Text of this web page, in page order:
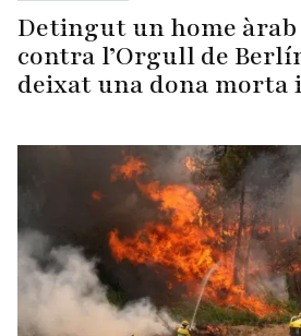
Detingut un home àrab
contra l’Orgull de
deixat una dona morta